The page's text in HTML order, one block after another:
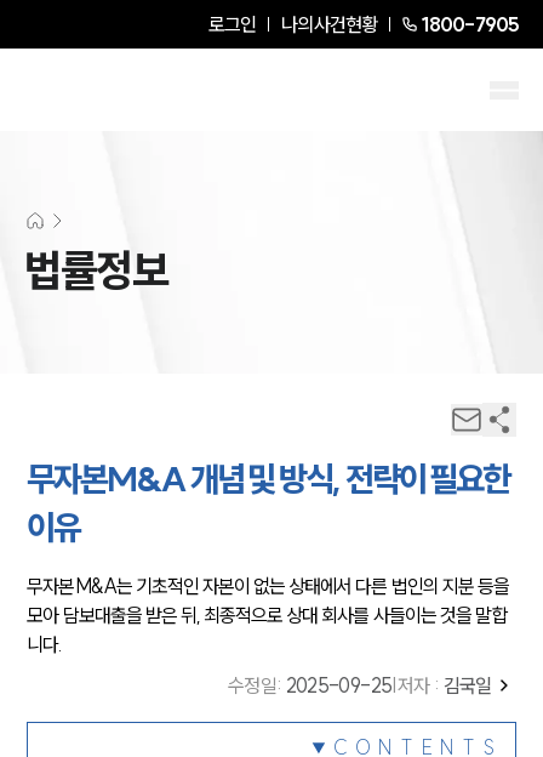
로그인 나의사건현황 1800-7905
법률정보
무자본M&A 개념 및 방식, 전략이 필요한
이유
무자본M&A는 기초적인 자본이 없는 상태에서 다른 법인의 지분 등을
모아 담보대출을 받은 뒤, 최종적으로 상대 회사를 사들이는 것을 말합
니다.
수정일: 2025-09-25 저자 : 김국일
CONTENTS